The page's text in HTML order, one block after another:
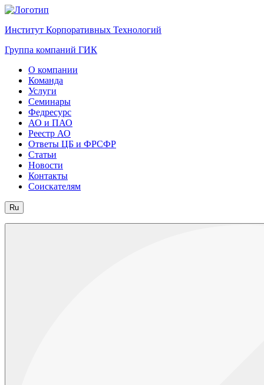
Институт Корпоративных Технологий
Группа компаний ГИК
О компании
Команда
Услуги
Семинары
Федресурс
АО и ПАО
Реестр АО
Ответы ЦБ и ФРСФР
Статьи
Новости
Контакты
Соискателям
Ru